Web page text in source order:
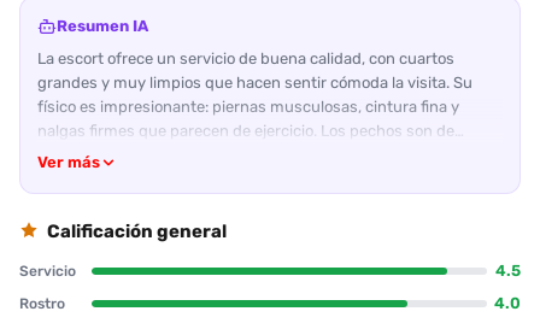
Resumen IA
La escort ofrece un servicio de buena calidad, con cuartos
grandes y muy limpios que hacen sentir cómoda la visita. Su
físico es impresionante: piernas musculosas, cintura fina y
nalgas firmes que parecen de ejercicio. Los pechos son de
tamaño medio, firmes y bien definidos, y el rostro, aunque con
tranquila y escucha sin juzgar; aunque la puntualidad dejó algo
se compensa con su buena disposición y conversación fluida. El
masaje fue el toque diferencial: la escort lo hizo sin prisa y lo
Ver más
Calificación general
Servicio 4.5
Rostro 4.0